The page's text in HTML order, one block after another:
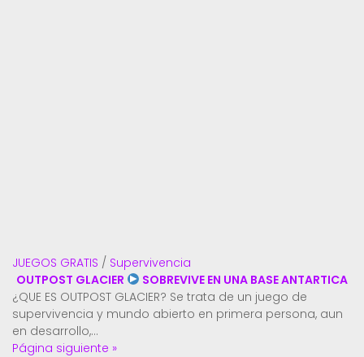
JUEGOS GRATIS / Supervivencia
OUTPOST GLACIER
SOBREVIVE EN UNA BASE ANTARTICA
¿QUE ES OUTPOST GLACIER? Se trata de un juego de
supervivencia y mundo abierto en primera persona, aun
en desarrollo,...
Página siguiente »